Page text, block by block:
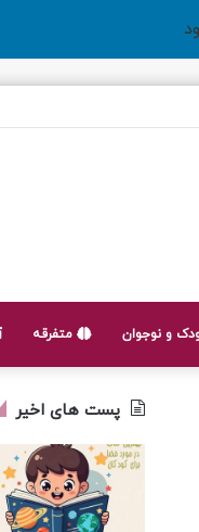
و نوجوان متفرقه
پست های اخیر